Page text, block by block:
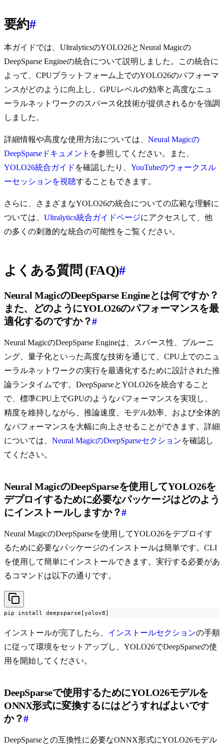
要約#
本ガイドでは、UltralyticsのYOLO26とNeural Magicの
DeepSparse Engineの統合について説明しました。この統合に
よって、CPUプラットフォーム上でのYOLO26のパフォーマ
ンスがどのように向上し、GPUレベルの効率と高度なニュ
ーラルネットワークのスパース化技術が提供されるかを強調
しました。
詳細情報や高度な使用方法については、 Neural Magicの
DeepSparseドキュメント を参照してください。また、
YOLO26統合ガイド を確認したり、 YouTubeのウォークスル
ーセッションを視聴することもできます。
さらに、さまざまなYOLO26の統合についての広範な理解に
ついては、 Ultralytics統合ガイドページにアクセスして、他
の多くの刺激的な統合の可能性をご覧ください。
よくある質問 (FAQ)#
Neural MagicのDeepSparse Engineとは何ですか？
また、どのようにYOLO26のパフォーマンスを最
適化するのですか？#
Neural MagicのDeepSparse Engineは、スパース性、プルーニ
ング、量子化といった高度な技術を通じて、CPU上でのニュ
ーラルネットワークの実行を最適化するために設計された推
論ランタイムです。DeepSparseとYOLO26を統合すること
で、標準CPU上でGPUのようなパフォーマンスを実現し、
精度を維持しながら、推論速度、モデル効率、および全体的
なパフォーマンスを大幅に向上させることができます。詳細
については、 Neural MagicのDeepSparseセクションを確認し
てください。
Neural MagicのDeepSparseを使用してYOLO26を
デプロイするために必要なパッケージはどのよう
にインストールしますか？#
Neural MagicのDeepSparseを使用してYOLO26をデプロイす
るために必要なパッケージのインストールは簡単です。CLI
を使用して簡単にインストールできます。実行する必要があ
るコマンドは以下の通りです。
pip install deepsparse[yolov8]
インストールが完了したら、 インストールセクションの手順
に従って環境をセットアップし、YOLO26でDeepSparseの使
用を開始してください。
DeepSparseで使用するためにYOLO26モデルを
ONNX形式に変換するにはどうすればよいです
か？#
DeepSparseとの互換性に必要なONNX形式にYOLO26モデル